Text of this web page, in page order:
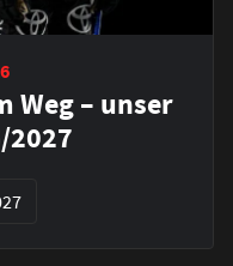
Weg – unser